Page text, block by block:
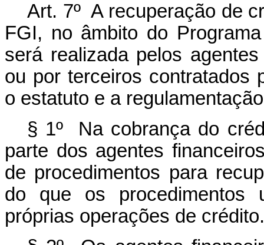
Art. 7º A recuperação de
FGI, no âmbito do
será realizada pelos
ou por terceiros contratados
o estatuto e a
§ 1º Na cobrança do
parte dos agentes
de procedimentos para
do que os procedimentos
próprias operações de crédito.